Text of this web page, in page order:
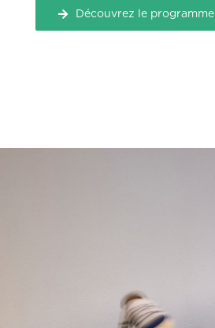
Découvrez le programme